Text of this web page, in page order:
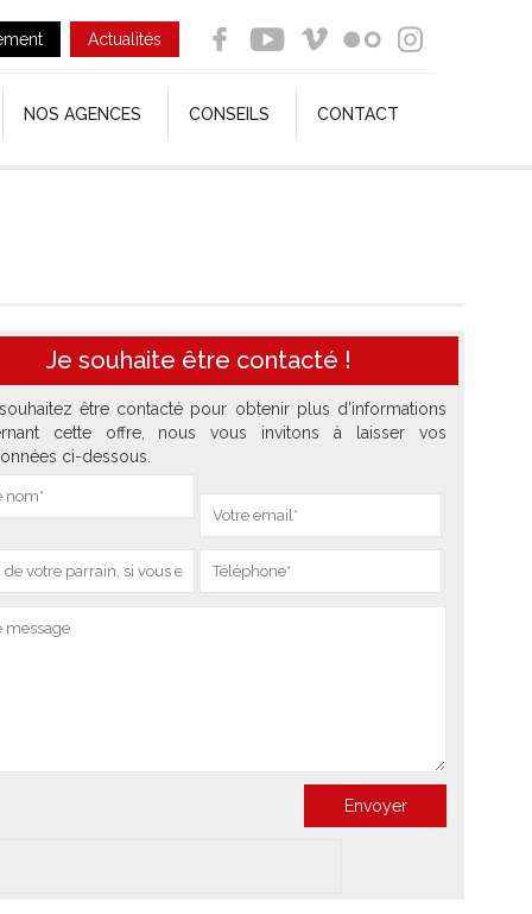
Actualités
NOS AGENCES CONSEILS CONTACT
Je souhaite être contacté !
être contacté pour obtenir plus d'informations
cette offre, nous vous invitons à laisser vos
ci-dessous.